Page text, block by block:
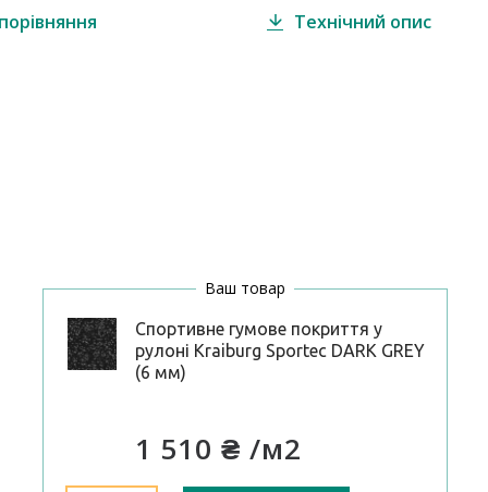
Технічний опис
Ваш товар
Спортивне гумове покриття у
рулоні Kraiburg Sportec DARK GREY
(6 мм)
1 510 ₴/м2